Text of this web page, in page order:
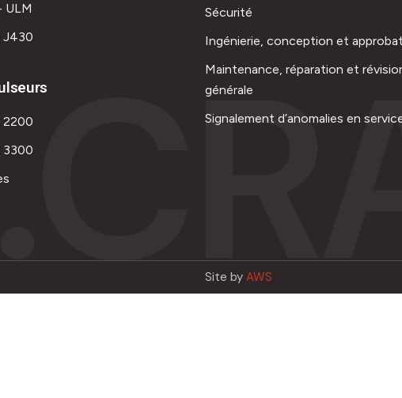
ULM
J430
Sécurité
Ingénierie, conception et
Maintenance, réparation et
générale
Signalement d’anomalies en
Site by AWS